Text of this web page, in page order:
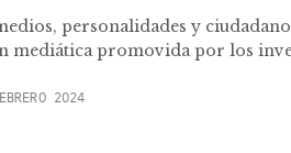
personalidades y
mediática promovida por los
2024